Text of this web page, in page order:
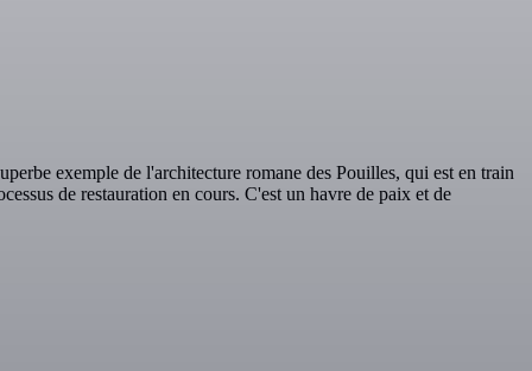
exemple de l'architecture romane des Pouilles, qui est en train
de restauration en cours. C'est un havre de paix et de